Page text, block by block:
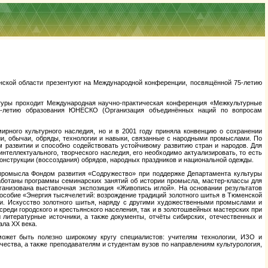
области презентуют на Международной конференции, посвящённой 75-летию
проходит Международная научно-практическая конференция «Межкультурные
образования ЮНЕСКО (Организация объединённых наций по вопросам
культурного наследия, но и в 2001 году приняла конвенцию о сохранении
обычаи, обряды, технологии и навыки, связанные с народными промыслами. По
и способно содействовать устойчивому развитию стран и народов. Для
творческого наследия, его необходимо актуализировать, то есть
(воссоздания) обрядов, народных праздников и национальной одежды.
Фондом развития «Содружество» при поддержке Департамента культуры
программы семинарских занятий об истории промысла, мастер-классы для
выставочная экспозиция «Живопись иглой». На основании результатов
«Энергия тысячелетий: возрождение традиций золотного шитья в Тюменской
Искусство золотного шитья, наряду с другими художественными промыслами и
городского и крестьянского населения, так и в золотошвейных мастерских при
источники, а также документы, отчёты сибирских, отечественных и
ХХ века.
быть полезно широкому кругу специалистов: учителям технологии, ИЗО и
а также преподавателям и студентам вузов по направлениям культурология,